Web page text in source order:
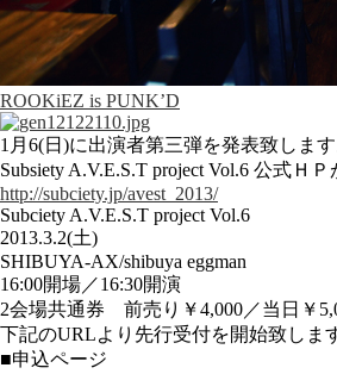
ROOKiEZ is PUNK’D
1月6(日)に出演者第三弾を発表致します
Subsiety A.V.E.S.T project Vol.6 公式ＨＰ
http://subciety.jp/avest_2013/
Subciety A.V.E.S.T project Vol.6
2013.3.2(土)
SHIBUYA-AX/shibuya eggman
16:00開場／16:30開演
2会場共通券 前売り￥4,000／当日￥
下記のURLより先行受付を開始致しま
■申込ページ